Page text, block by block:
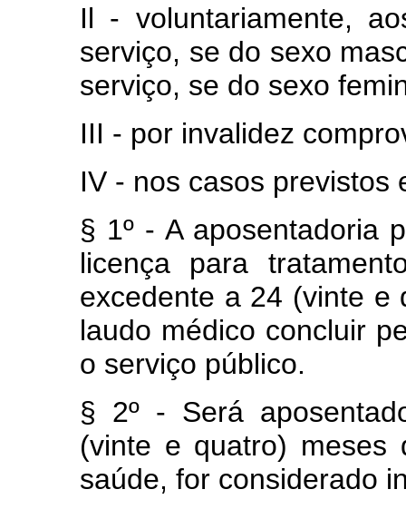
Il - voluntariamente,
serviço, se do sexo
serviço, se do sexo
III - por invalidez
IV - nos casos previstos
§ 1º - A aposentadoria
licença para
excedente a 24 (vinte e
laudo médico concluir
o serviço público.
§ 2º - Será
(vinte e quatro) meses
saúde, for considerado